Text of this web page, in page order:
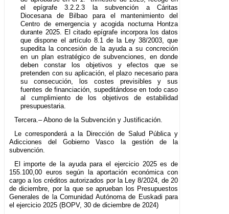
el epígrafe 3.2.2.3 la subvención a Cáritas
Diocesana de Bilbao para el mantenimiento del
Centro de emergencia y acogida nocturna Hontza
durante 2025. El citado epígrafe incorpora los datos
que dispone el artículo 8.1 de la Ley 38/2003, que
supedita la concesión de la ayuda a su concreción
en un plan estratégico de subvenciones, en donde
deben constar los objetivos y efectos que se
pretenden con su aplicación, el plazo necesario para
su consecución, los costes previsibles y sus
fuentes de financiación, supeditándose en todo caso
al cumplimiento de los objetivos de estabilidad
presupuestaria.
Tercera.– Abono de la Subvención y Justificación.
Le corresponderá a la Dirección de Salud Pública y
Adicciones del Gobierno Vasco la gestión de la
subvención.
El importe de la ayuda para el ejercicio 2025 es de
155.100,00 euros según la aportación económica con
cargo a los créditos autorizados por la Ley 8/2024, de 20
de diciembre, por la que se aprueban los Presupuestos
Generales de la Comunidad Autónoma de Euskadi para
el ejercicio 2025 (BOPV, 30 de diciembre de 2024)